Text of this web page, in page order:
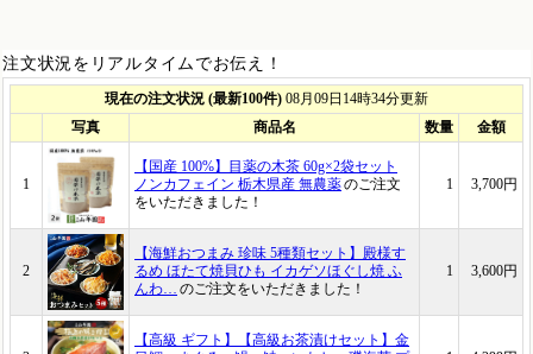
注文状況をリアルタイムでお伝え！